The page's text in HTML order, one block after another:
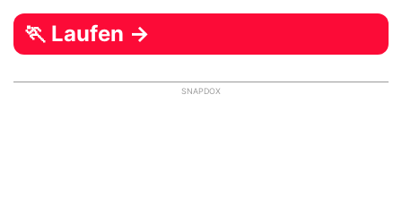
🏃 Laufen →
SNAPDOX